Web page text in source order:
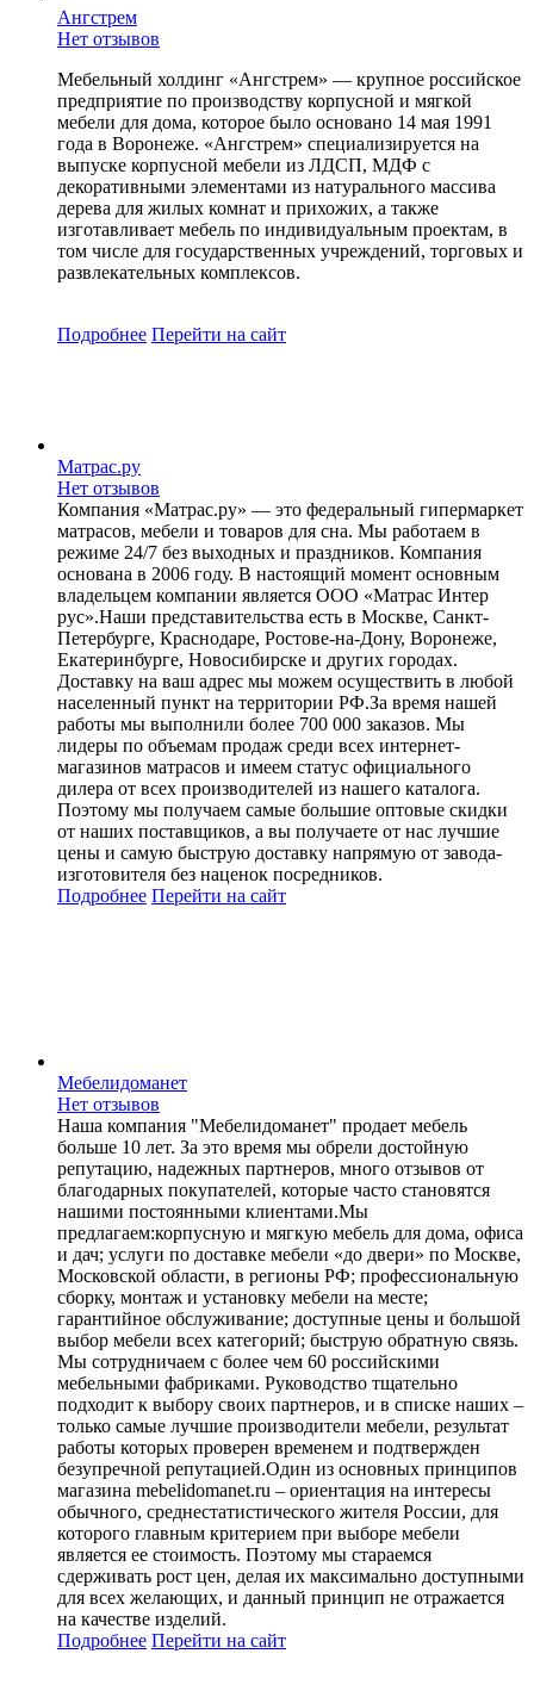
Ангстрем
Нет отзывов
Мебельный холдинг «Ангстрем» — крупное российское
предприятие по производству корпусной и мягкой
мебели для дома, которое было основано 14 мая 1991
года в Воронеже. «Ангстрем» специализируется на
выпуске корпусной мебели из ЛДСП, МДФ с
декоративными элементами из натурального массива
дерева для жилых комнат и прихожих, а также
изготавливает мебель по индивидуальным проектам, в
том числе для государственных учреждений, торговых и
развлекательных комплексов.
Подробнее Перейти на сайт
Матрас.ру
Нет отзывов
Компания «Матрас.ру» — это федеральный гипермаркет
матрасов, мебели и товаров для сна. Мы работаем в
режиме 24/7 без выходных и праздников. Компания
основана в 2006 году. В настоящий момент основным
владельцем компании является ООО «Матрас Интер
рус».Наши представительства есть в Москве, Санкт-
Петербурге, Краснодаре, Ростове-на-Дону, Воронеже,
Екатеринбурге, Новосибирске и других городах.
Доставку на ваш адрес мы можем осуществить в любой
населенный пункт на территории РФ.За время нашей
работы мы выполнили более 700 000 заказов. Мы
лидеры по объемам продаж среди всех интернет-
магазинов матрасов и имеем статус официального
дилера от всех производителей из нашего каталога.
Поэтому мы получаем самые большие оптовые скидки
от наших поставщиков, а вы получаете от нас лучшие
цены и самую быструю доставку напрямую от завода-
изготовителя без наценок посредников.
Подробнее Перейти на сайт
Мебелидоманет
Нет отзывов
Наша компания "Мебелидоманет" продает мебель
больше 10 лет. За это время мы обрели достойную
репутацию, надежных партнеров, много отзывов от
благодарных покупателей, которые часто становятся
нашими постоянными клиентами.Мы
предлагаем:корпусную и мягкую мебель для дома, офиса
и дач; услуги по доставке мебели «до двери» по Москве,
Московской области, в регионы РФ; профессиональную
сборку, монтаж и установку мебели на месте;
гарантийное обслуживание; доступные цены и большой
выбор мебели всех категорий; быструю обратную связь.
Мы сотрудничаем с более чем 60 российскими
мебельными фабриками. Руководство тщательно
подходит к выбору своих партнеров, и в списке наших –
только самые лучшие производители мебели, результат
работы которых проверен временем и подтвержден
безупречной репутацией.Один из основных принципов
магазина mebelidomanet.ru – ориентация на интересы
обычного, среднестатистического жителя России, для
которого главным критерием при выборе мебели
является ее стоимость. Поэтому мы стараемся
сдерживать рост цен, делая их максимально доступными
для всех желающих, и данный принцип не отражается
на качестве изделий.
Подробнее Перейти на сайт